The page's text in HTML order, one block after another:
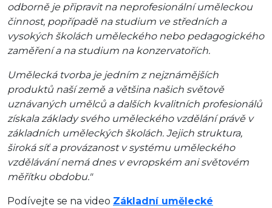
odborně je připravit na neprofesionální uměleckou
činnost, popřípadě na studium ve středních a
vysokých školách uměleckého nebo pedagogického
zaměření a na studium na konzervatořích.
Umělecká tvorba je jedním z nejznámějších
produktů naší země a většina našich světově
uznávaných umělců a dalších kvalitních profesionálů
získala základy svého uměleckého vzdělání právě v
základních uměleckých školách. Jejich struktura,
široká síť a provázanost v systému uměleckého
vzdělávání nemá dnes v evropském ani světovém
měřítku obdobu."
Podívejte se na video Základní umělecké